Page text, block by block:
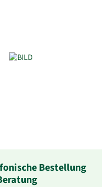
Bestellung